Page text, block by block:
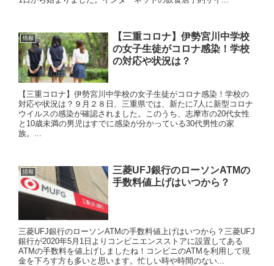
情報
【三重コロナ】伊勢宮川中学校
の女子生徒がコロナ感染！学校
の対応や状況は？
【三重コロナ】伊勢宮川中学校の女子生徒がコロナ感染！学校の
対応や状況は？９月２８日、三重県では、新たに7人に新型コロナ
ウイルスの感染が確認されました。このうち、志摩市の20代女性
と10歳未満の男児はすでに感染が分かっている30代男性の家
族。...
情報
三菱UFJ銀行のローソンATMの
手数料値上げはいつから？
三菱UFJ銀行のローソンATMの手数料値上げはいつから？三菱UFJ
銀行が2020年5月1日よりコンビニエンスストアに設置してある
ATMの手数料を値上げしましたね！コンビニのATMを利用して現
金を下ろす方も多いと思います。忙しい時や時間のない...